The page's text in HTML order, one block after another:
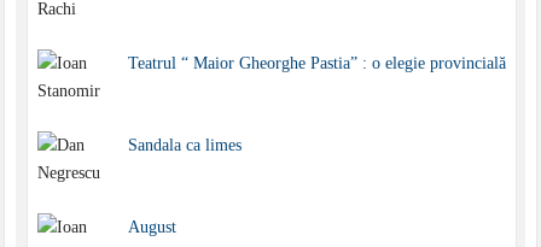
Teatrul “ Maior Gheorghe Pastia” : o elegie provincială
Sandala ca limes
August